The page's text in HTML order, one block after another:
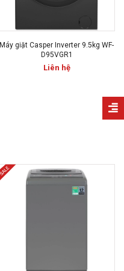
Máy giặt Casper Inverter 9.5kg WF-
D95VGR1
Liên hệ